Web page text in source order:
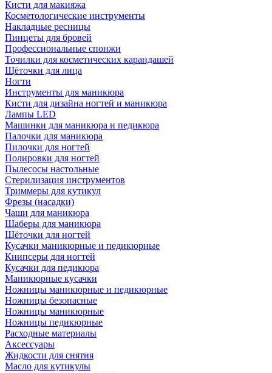
Кисти для макияжа
Косметологические инструменты
Накладные ресницы
Пинцеты для бровей
Профессиональные спонжи
Точилки для косметических карандашей
Щёточки для лица
Ногти
Инструменты для маникюра
Кисти для дизайна ногтей и маникюра
Лампы LED
Машинки для маникюра и педикюра
Палочки для маникюра
Пилочки для ногтей
Полировки для ногтей
Пылесосы настольные
Стерилизация инструментов
Триммеры для кутикул
Фрезы (насадки)
Чаши для маникюра
Шаберы для маникюра
Щёточки для ногтей
Кусачки маникюрные и педикюрные
Книпсеры для ногтей
Кусачки для педикюра
Маникюрные кусачки
Ножницы маникюрные и педикюрные
Ножницы безопасные
Ножницы маникюрные
Ножницы педикюрные
Расходные материалы
Аксессуары
Жидкости для снятия
Масло для кутикулы